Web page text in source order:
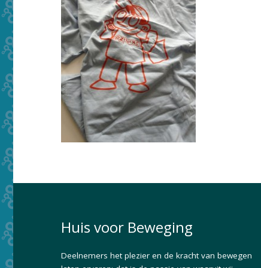
Huis voor Beweging
Deelnemers het plezier en de kracht van bewegen